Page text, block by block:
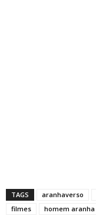
TAGS aranhaverso
filmes
homem aranha